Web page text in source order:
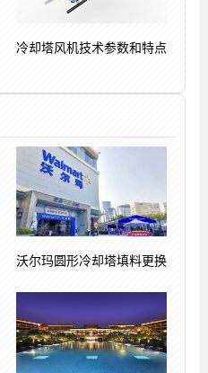
冷却塔风机技术参数和特点
沃尔玛圆形冷却塔填料更换